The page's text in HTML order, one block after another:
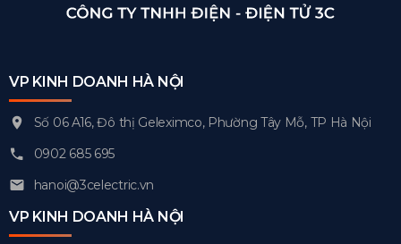
VP KINH DOANH HÀ NỘI
Số 06 A16, Đô thị Geleximco, Phường Tây Mỗ, TP Hà Nội
0902 685 695
hanoi@3celectric.vn
VP KINH DOANH HÀ NỘI